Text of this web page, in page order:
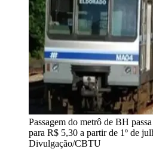
Passagem do metrô de BH
para R$ 5,30 a partir de 1º de
Divulgação/CBTU